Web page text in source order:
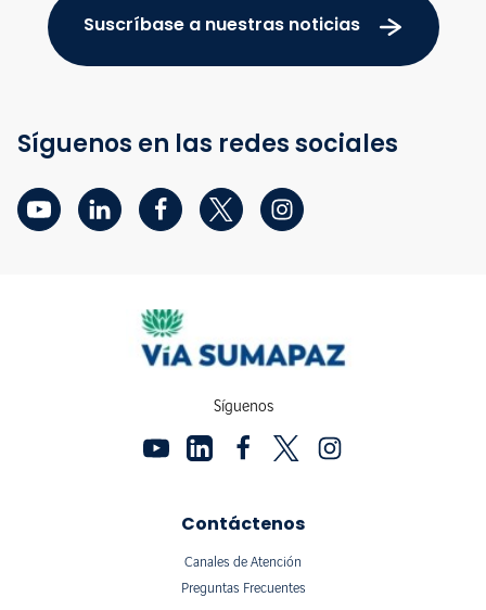
Suscríbase a nuestras noticias
Síguenos en las redes sociales
Síguenos
Contáctenos
Canales de Atención
Preguntas Frecuentes